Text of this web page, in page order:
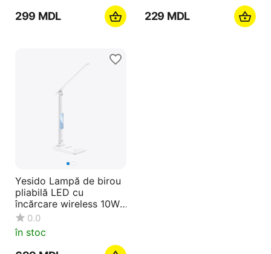
‍299‍ MDL ‍229‍ MDL
Yesido Lampă de birou
pliabilă LED cu
încărcare wireless 10W,
5 moduri de iluminare,
alb
0.0
în stoc